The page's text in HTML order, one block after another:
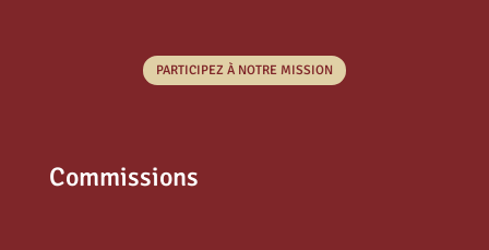
PARTICIPEZ À NOTRE MISSION
Commissions